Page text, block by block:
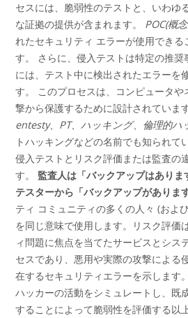
セスには、脆弱性のテストと、いわゆ
な証拠の提供が含まれます。 POC(概念
れたセキュリティ エラーが使用でき
す。 さらに、侵入テストは特定の推
には、テスト中に検出されたエラーを
す。 このプロセスは、コンピュータ
撃から保護するために設計されていま
entesty、PT、 ハッキング、 倫理的ハ
トハッキングなどの名前でも知られて
侵入テストとリスク評価または監査の
す。 監査人は「バックアップはあり
テスターから「バックアップがありま
ティ コミュニティの多くの人々 (およ
を同じ意味で使用します。リスク評価
ィ問題に焦点を当てたサービスとシス
セスであり、悪用や実際の攻撃による
在するセキュリティエラーを示します
ハッカーの活動をシミュレートし、既
することによって脆弱性を評価する以